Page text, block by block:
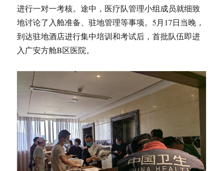
进行一对一考核。途中，医疗队管理小组成员就细致
地讨论了入舱准备、驻地管理等事项。5月17日当晚，
到达驻地酒店进行集中培训和考试后，首批队伍即进
入广安方舱B区医院。